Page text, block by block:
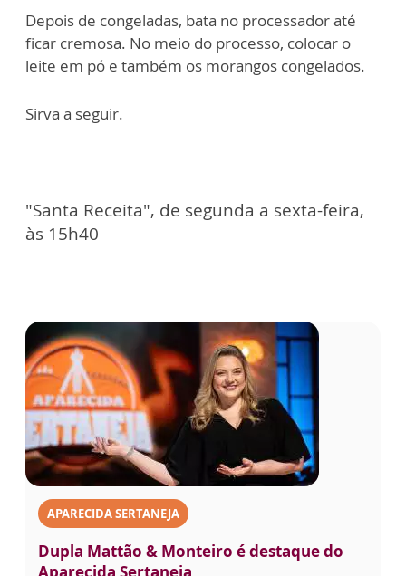
Depois de congeladas, bata no processador até
ficar cremosa. No meio do processo, colocar o
leite em pó e também os morangos congelados.
Sirva a seguir.
"Santa Receita", de segunda a sexta-feira,
às 15h40
APARECIDA SERTANEJA
Dupla Mattão & Monteiro é destaque do